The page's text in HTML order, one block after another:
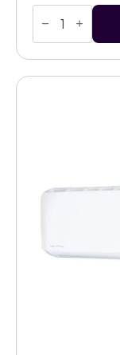
Mitsubishi
Heavy
Hyper
7,1kW
airco